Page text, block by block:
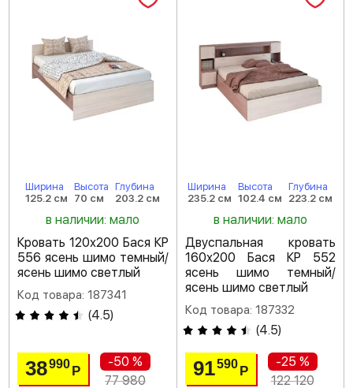
Ширина
125.2 см
Высота
70 см
Глубина
203.2 см
в наличии: мало
Кровать 120х200 Бася КР
556 ясень шимо темный/
ясень шимо светлый
Код товара: 187341
(4.5)
38990Р
-50 %
77 980
Ширина
235.2 см
Высота
102.4 см
Глубина
223.2 см
в наличии: мало
Двуспальная кровать
160х200 Бася КР 552
ясень шимо темный/
ясень шимо светлый
Код товара: 187332
(4.5)
91590 Р
-25 %
122 120